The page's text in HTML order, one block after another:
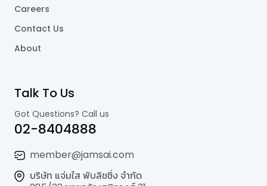
Careers
Contact Us
About
Talk To Us
Got Questions? Call us
02-8404888
member@jamsai.com
บริษัท แจ่มใส พับลิชชิ่ง จำกัด